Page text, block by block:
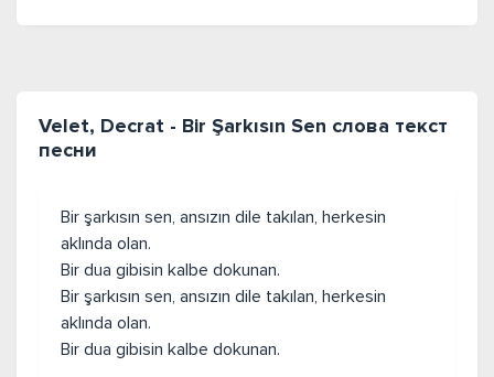
Velet, Decrat - Bir Şarkısın Sen слова текст
песни
Bir şarkısın sen, ansızın dile takılan, herkesin
aklında olan.
Bir dua gibisin kalbe dokunan.
Bir şarkısın sen, ansızın dile takılan, herkesin
aklında olan.
Bir dua gibisin kalbe dokunan.